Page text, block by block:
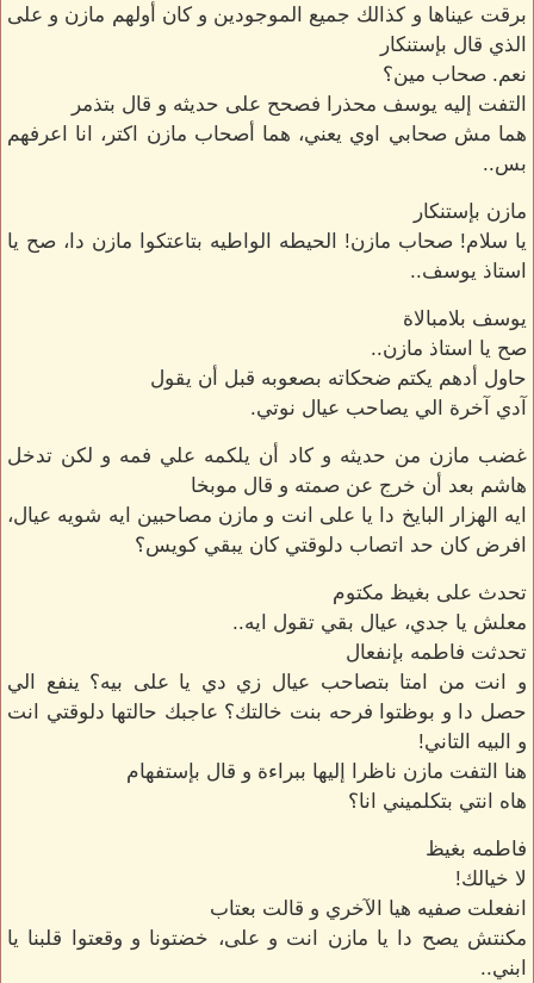
برقت عيناها و كذالك جميع الموجودين و كان أولهم مازن و على
الذي قال بإستنكار
نعم. صحاب مين؟
التفت إليه يوسف محذرا فصحح على حديثه و قال بتذمر
هما مش صحابي اوي يعني، هما أصحاب مازن اكتر، انا اعرفهم
بس..
مازن بإستنكار
يا سلام! صحاب مازن! الحيطه الواطيه بتاعتكوا مازن دا، صح يا
استاذ يوسف..
يوسف بلامبالاة
صح يا استاذ مازن..
حاول أدهم يكتم ضحكاته بصعوبه قبل أن يقول
آدي آخرة الي يصاحب عيال نوتي.
غضب مازن من حديثه و كاد أن يلكمه علي فمه و لكن تدخل
هاشم بعد أن خرج عن صمته و قال موبخا
ايه الهزار البايخ دا يا على انت و مازن مصاحبين ايه شويه عيال،
افرض كان حد اتصاب دلوقتي كان يبقي كويس؟
تحدث على بغيظ مكتوم
معلش يا جدي، عيال بقي تقول ايه..
تحدثت فاطمه بإنفعال
و انت من امتا بتصاحب عيال زي دي يا على بيه؟ ينفع الي
حصل دا و بوظتوا فرحه بنت خالتك؟ عاجبك حالتها دلوقتي انت
و البيه التاني!
هنا التفت مازن ناظرا إليها ببراءة و قال بإستفهام
هاه انتي بتكلميني انا؟
فاطمه بغيظ
لا خيالك!
انفعلت صفيه هيا الآخري و قالت بعتاب
مكنتش يصح دا يا مازن انت و على، خضتونا و وقعتوا قلبنا يا
ابني..